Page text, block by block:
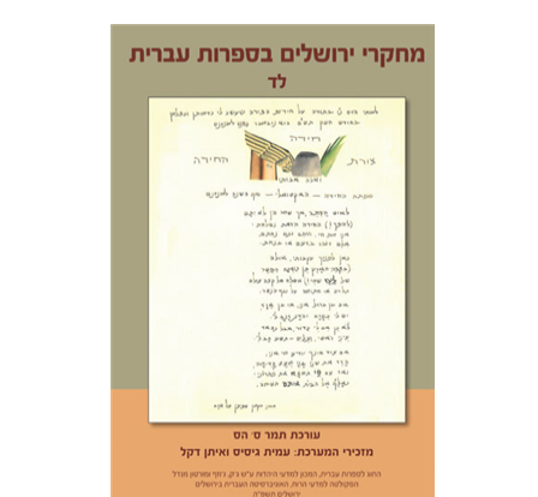
תמר ס' הס
הנחת אתר ספר מודפס
$33
$30